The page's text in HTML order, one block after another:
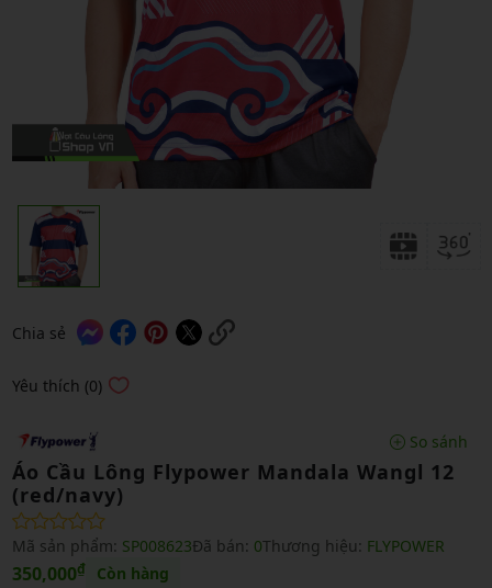
Chia sẻ
Yêu thích (0)
So sánh
Áo Cầu Lông Flypower Mandala Wangl 12
(red/navy)
Mã sản phẩm: SP008623Đã bán: 0Thương hiệu: FLYPOWER
350,000₫ Còn hàng